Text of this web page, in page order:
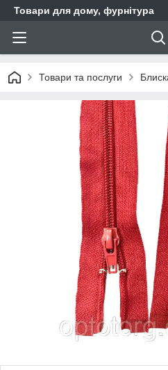
Товари для дому, фурнітура
Товари та послуги